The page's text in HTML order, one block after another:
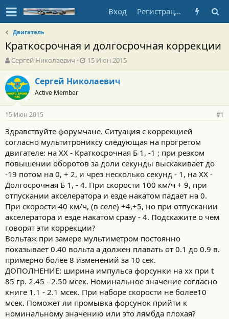
Вход Регистрация
Двигатель
Краткосрочная и долгосрочная коррекции
А
в
т
о
р
т
е
м
ы
Сергей Николаевич
Д
а
т
а
а
а
л
а
15 Июн 2015
Сергей Николаевич
Active Member
15 Июн 2015 #1
Здравствуйте форумчане. Ситуация с коррекцией
согласно мультитрониксу следующая на прогретом
двигателе: на ХХ - Краткосрочная Б 1, -1 ; при резком
повышении оборотов за доли секунды выскакивает до
-19 потом на 0, + 2, и чрез несколько секунд - 1, на ХХ -
Долгосрочная Б 1, - 4. При скорости 100 км/ч + 9, при
отпускании акселератора и езде накатом падает на 0.
При скорости 40 км/ч, (в селе) +4,+5, но при отпускании
акселератора и езде накатом сразу - 4. Подскажите о чем
говорят эти коррекции?
Вольтаж при замере мультиметром постоянно
показывает 0.40 вольта а должен плавать от 0.1 до 0.9 в.
примерно более 8 изменений за 10 сек.
ДОПОЛНЕНИЕ: ширина импульса форсунки на хх при t
85 гр. 2.45 - 2.50 мсек. Номинальное значение согласно
книге 1.1 - 2.1 мсек. При наборе скорости не более10
мсек. Поможет ли промывка форсунок прийти к
номинальному значению или это лямбда плохая?